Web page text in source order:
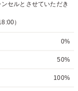
セルとさせていただき
）
0%
50%
100%